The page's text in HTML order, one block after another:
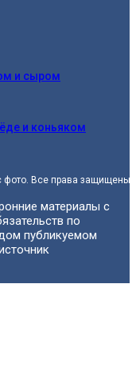
и сыром
и коньяком
Все права защищены.
материалы с
по
публикуемом